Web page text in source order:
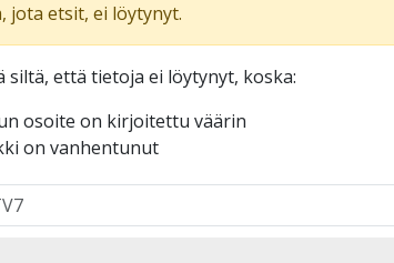
jota etsit, ei löytynyt.
siltä, että tietoja ei löytynyt, koska:
osoite on kirjoitettu väärin
on vanhentunut